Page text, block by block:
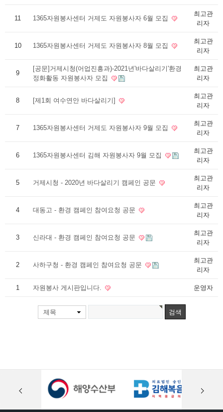
11 1365자원봉사센터 거제도 자원봉사자 6월 모집
최고관
리자
10 1365자원봉사센터 거제도 자원봉사자 8월 모집
최고관
리자
9
[공문]거제시청(어업진흥과)-2021년'바다살리기'환경
정화활동 자원봉사자 모집
최고관
리자
8 [제1회 여수연안 바다살리기]
최고관
리자
7 1365자원봉사센터 거제도 자원봉사자 9월 모집
최고관
리자
6 1365자원봉사센터 김해 자원봉사자 9월 모집
최고관
리자
5 거제시청 - 2020년 바다살리기 캠페인 공문
최고관
리자
4 대동고 - 환경 캠페인 참여요청 공문
최고관
리자
3 신라대 - 환경 캠페인 참여요청 공문
최고관
리자
2 사하구청 - 환경 캠페인 참여요청 공문
최고관
리자
1 자원봉사 게시판입니다. 운영자
제목